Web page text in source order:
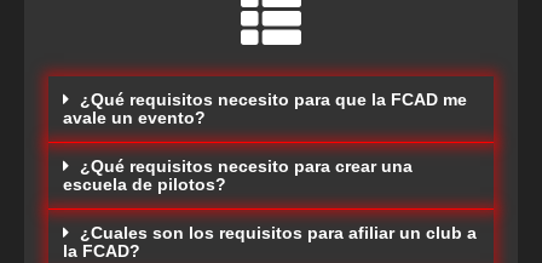
¿Qué requisitos necesito para que la FCAD me
avale un evento?
¿Qué requisitos necesito para crear una
escuela de pilotos?
¿Cuales son los requisitos para afiliar un club a
la FCAD?